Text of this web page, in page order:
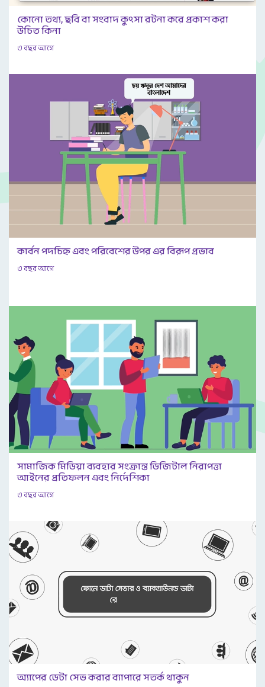
কোনো তথ্য, ছবি বা সংবাদ কুৎসা রটনা করে প্রকাশ করা
উচিত কিনা
৩ বছর আগে
কার্বন পদচিহ্ন এবং পরিবেশের উপর এর বিরূপ প্রভাব
৩ বছর আগে
সামাজিক মিডিয়া ব্যবহার সংক্রান্ত ডিজিটাল নিরাপত্তা
আইনের প্রতিফলন এবং নির্দেশিকা
৩ বছর আগে
অ্যাপের ডেটা সেভ করার ব্যাপারে সতর্ক থাকুন